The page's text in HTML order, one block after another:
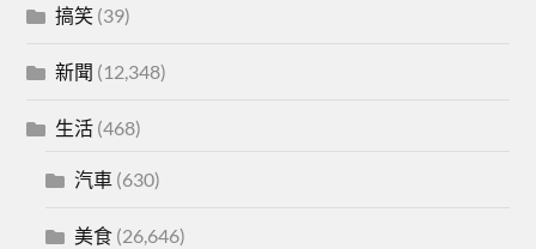
搞笑 (39)
新聞 (12,348)
生活 (468)
汽車 (630)
美食 (26,646)